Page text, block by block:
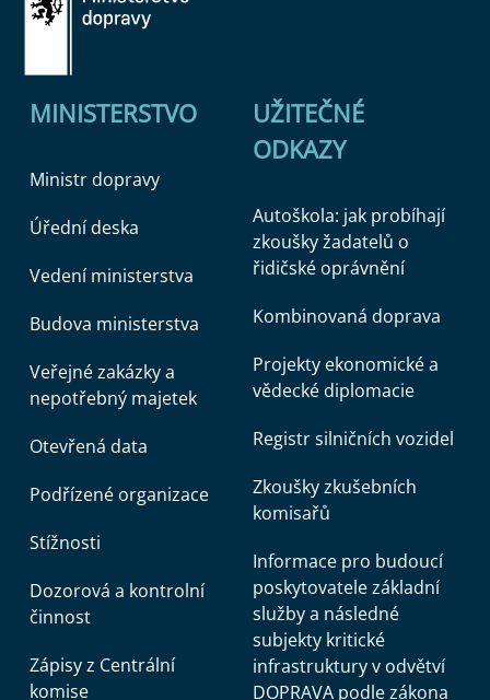
MINISTERSTVO
Ministr dopravy
Úřední deska
Vedení ministerstva
Budova ministerstva
Veřejné zakázky a
nepotřebný majetek
Otevřená data
Podřízené organizace
Stížnosti
Dozorová a kontrolní
činnost
Zápisy z Centrální
komise
UŽITEČNÉ
ODKAZY
Autoškola: jak probíhají
zkoušky žadatelů o
řidičské oprávnění
Kombinovaná doprava
Projekty ekonomické a
vědecké diplomacie
Registr silničních vozidel
Zkoušky zkušebních
komisařů
Informace pro budoucí
poskytovatele základní
služby a následné
subjekty kritické
infrastruktury v odvětví
DOPRAVA podle zákona